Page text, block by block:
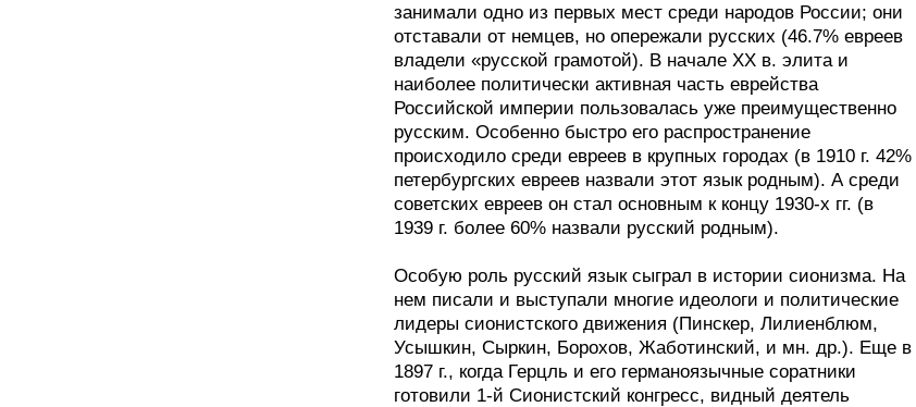
занимали одно из первых мест среди народов России; они
отставали от немцев, но опережали русских (46.7% евреев
владели «русской грамотой). В начале XX в. элита и
наиболее политически активная часть еврейства
Российской империи пользовалась уже преимущественно
русским. Особенно быстро его распространение
происходило среди евреев в крупных городах (в 1910 г. 42%
петербургских евреев назвали этот язык родным). А среди
советских евреев он стал основным к концу 1930-х гг. (в
1939 г. более 60% назвали русский родным).
Особую роль русский язык сыграл в истории сионизма. На
нем писали и выступали многие идеологи и политические
лидеры сионистского движения (Пинскер, Лилиенблюм,
Усышкин, Сыркин, Борохов, Жаботинский, и мн. др.). Еще в
1897 г., когда Герцль и его германоязычные соратники
готовили 1-й Сионистский конгресс, видный деятель